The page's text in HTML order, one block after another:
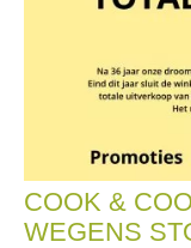
COOK &
WEGENS